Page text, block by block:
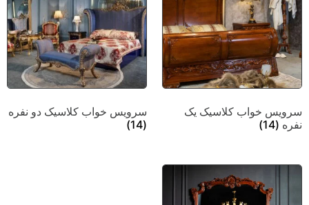
سرویس خواب کلاسیک یک
نفره (14)
سرویس خواب کلاسیک دو نفره
(14)